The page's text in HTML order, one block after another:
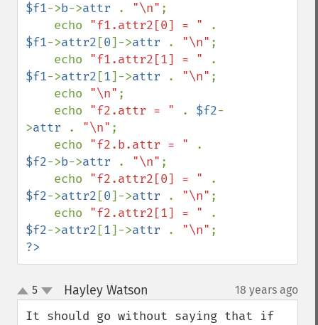
$f1->b->attr . "\n" ;
    echo
"f1.attr2[0] = "
$f1->attr2 [0]->attr . "\n" ;
    echo
"f1.attr2[1] = "
$f1->attr2 [1]->attr . "\n" ;
    echo
"\n" ;
    echo
"f2.attr = " . $f2-
>attr . "\n" ;
    echo
"f2.b.attr = "
$f2->b->attr . "\n" ;
    echo
"f2.attr2[0] = "
$f2->attr2 [0]->attr . "\n" ;
    echo
"f2.attr2[1] = "
$f2->attr2 [1]->attr . "\n"
?>
up
down
5 Hayley Watson 18 years ago
It should go without saying that if